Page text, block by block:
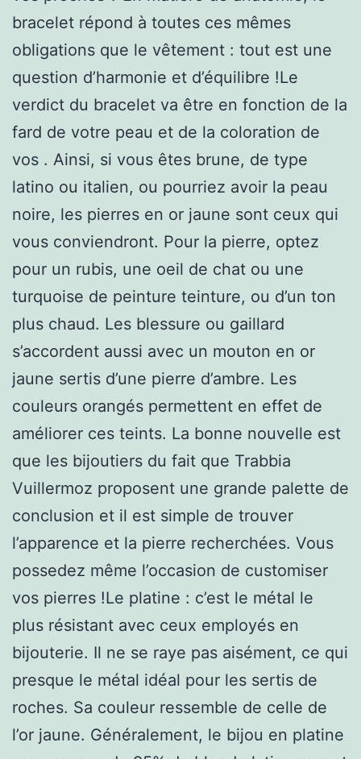
bracelet répond à toutes ces mêmes
obligations que le vêtement : tout est une
question d’harmonie et d’équilibre !Le
verdict du bracelet va être en fonction de la
fard de votre peau et de la coloration de
vos . Ainsi, si vous êtes brune, de type
latino ou italien, ou pourriez avoir la peau
noire, les pierres en or jaune sont ceux qui
vous conviendront. Pour la pierre, optez
pour un rubis, une oeil de chat ou une
turquoise de peinture teinture, ou d’un ton
plus chaud. Les blessure ou gaillard
s’accordent aussi avec un mouton en or
jaune sertis d’une pierre d’ambre. Les
couleurs orangés permettent en effet de
améliorer ces teints. La bonne nouvelle est
que les bijoutiers du fait que Trabbia
Vuillermoz proposent une grande palette de
conclusion et il est simple de trouver
l’apparence et la pierre recherchées. Vous
possedez même l’occasion de customiser
vos pierres !Le platine : c’est le métal le
plus résistant avec ceux employés en
bijouterie. Il ne se raye pas aisément, ce qui
presque le métal idéal pour les sertis de
roches. Sa couleur ressemble de celle de
l’or jaune. Généralement, le bijou en platine